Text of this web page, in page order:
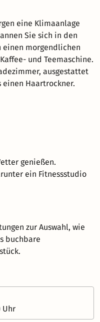
eine Klimaanlage
Sie sich in den
einen morgendlichen
und Teemaschine.
ausgestattet
Haartrockner.
genießen.
ein Fitnessstudio
zur Auswahl, wie
buchbare
Uhr